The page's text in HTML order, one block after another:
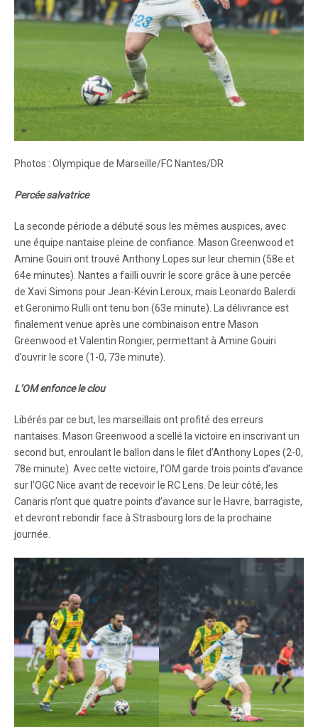
Photos : Olympique de Marseille/FC Nantes/DR
Percée salvatrice
La seconde période a débuté sous les mêmes auspices, avec
une équipe nantaise pleine de confiance. Mason Greenwood et
Amine Gouiri ont trouvé Anthony Lopes sur leur chemin (58e et
64e minutes). Nantes a failli ouvrir le score grâce à une percée
de Xavi Simons pour Jean-Kévin Leroux, mais Leonardo Balerdi
et Geronimo Rulli ont tenu bon (63e minute). La délivrance est
finalement venue après une combinaison entre Mason
Greenwood et Valentin Rongier, permettant à Amine Gouiri
d’ouvrir le score (1-0, 73e minute).
L’OM enfonce le clou
Libérés par ce but, les marseillais ont profité des erreurs
nantaises. Mason Greenwood a scellé la victoire en inscrivant un
second but, enroulant le ballon dans le filet d’Anthony Lopes (2-0,
78e minute). Avec cette victoire, l’OM garde trois points d’avance
sur l’OGC Nice avant de recevoir le RC Lens. De leur côté, les
Canaris n’ont que quatre points d’avance sur le Havre, barragiste,
et devront rebondir face à Strasbourg lors de la prochaine
journée.